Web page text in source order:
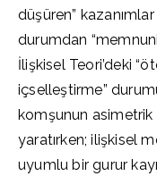
düşüren”
durumdan
İlişkisel Teori’deki
içselleştirme”
komşunun
yaratırken; ilişkisel
uyumlu bir gurur